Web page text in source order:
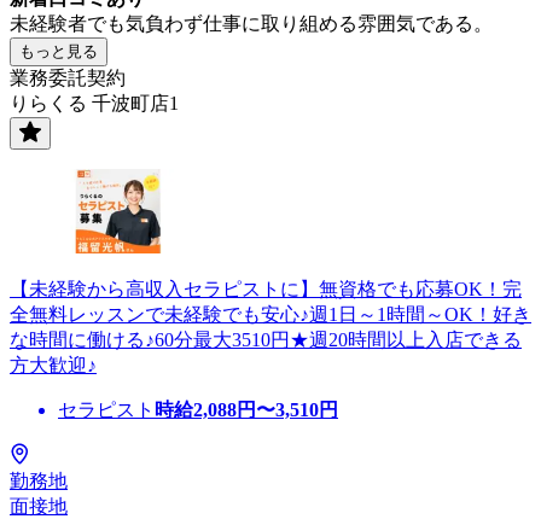
未経験者でも気負わず仕事に取り組める雰囲気である。
もっと見る
業務委託契約
りらくる 千波町店1
【未経験から高収入セラピストに】無資格でも応募OK！完
全無料レッスンで未経験でも安心♪週1日～1時間～OK！好き
な時間に働ける♪60分最大3510円★週20時間以上入店できる
方大歓迎♪
セラピスト 時給2,088円〜3,510円
勤務地
面接地